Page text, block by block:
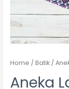
Home /Batik /
Aneka